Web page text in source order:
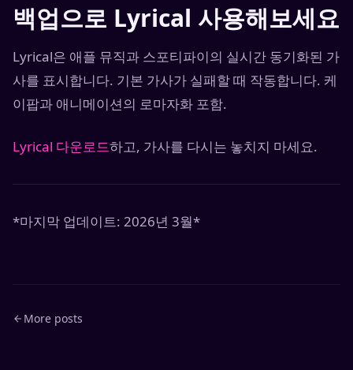
백업으로 Lyrical 사용해보세요
Lyrical은 애플 뮤직과 스포티파이의 실시간 동기화된 가
사를 표시합니다. 기본 가사가 실패할 때 작동합니다. 케
이팝과 애니메이션의 로마자화 포함.
Lyrical 다운로드하고, 가사를 다시는 놓치지 마세요.
*마지막 업데이트: 2026년 3월*
More posts